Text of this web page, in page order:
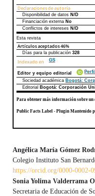
Declaraciones de autoría
Declaraciones de autoríaEste artículo
Disponibilidad de datos N/D
Financiación externa No
Conflictos de intereses N/D
Esta revista
Artículos aceptados46%
Días para la publicación328
Indexado en GS
Editor y equipo editorial
Sociedad académica Bogotá:
Editorial
Bogotá: Corporación
Para obtener más información sobre
Public Facts Label - Plugin Mantenido
Contenido principal
Angélica María Gómez
Colegio Instituto San
https://orcid.org/0000-0002-
Sonia Yolima Valderrama
Secretaria de Educación de